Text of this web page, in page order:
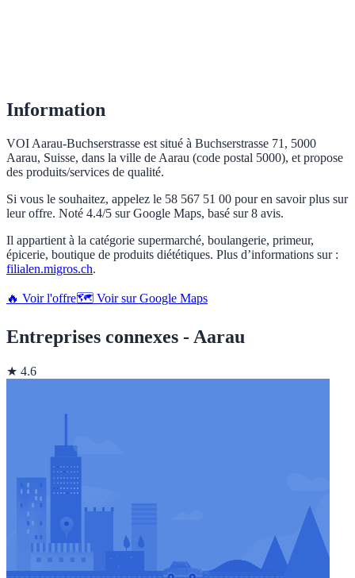
Information
VOI Aarau-Buchserstrasse est situé à Buchserstrasse 71, 5000
Aarau, Suisse, dans la ville de Aarau (code postal 5000), et propose
des produits/services de qualité.
Si vous le souhaitez, appelez le 58 567 51 00 pour en savoir plus sur
leur offre. Noté 4.4/5 sur Google Maps, basé sur 8 avis.
Il appartient à la catégorie supermarché, boulangerie, primeur,
épicerie, boutique de produits diététiques. Plus d’informations sur :
filialen.migros.ch.
🔥 Voir l'offre🗺️ Voir sur Google Maps
Entreprises connexes - Aarau
★ 4.6